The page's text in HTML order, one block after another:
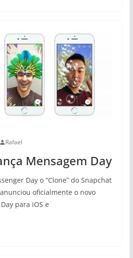
Rafael
Mensagem Day
Day o “Clone” do Snapchat
oficialmente o novo
para iOS e